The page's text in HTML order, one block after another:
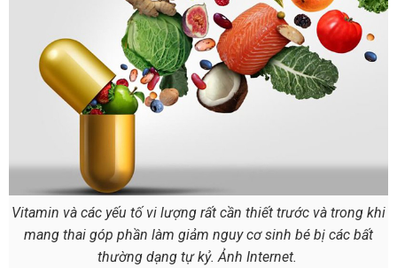
Vitamin và các yếu tố vi lượng rất cần thiết trước và trong khi
mang thai góp phần làm giảm nguy cơ sinh bé bị các bất
thường dạng tự kỷ. Ảnh Internet.